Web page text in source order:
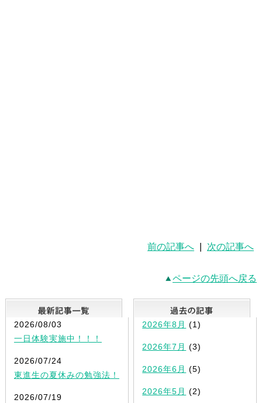
前の記事へ 次の記事へ
ページの先頭へ戻る
最新記事一覧
2026/08/03
一日体験実施中！！！
2026/07/24
東進生の夏休みの勉強法！
2026/07/19
2026年8月 (1)
2026年7月 (3)
2026年6月 (5)
2026年5月 (2)